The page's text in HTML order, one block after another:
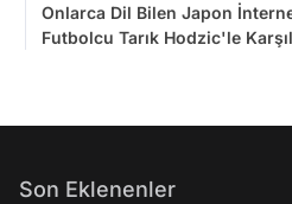
Onlarca Dil Bilen Japon
Futbolcu Tarık Hodzic'le
Son Eklenenler